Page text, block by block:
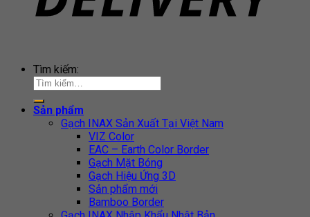
Tìm kiếm:
Sản phẩm
Gạch INAX Sản Xuất Tại Việt Nam
VIZ Color
EAC – Earth Color Border
Gạch Mặt Bóng
Gạch Hiệu Ứng 3D
Sản phẩm mới
Bamboo Border